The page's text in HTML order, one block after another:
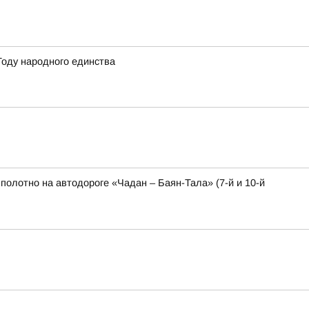
народного единства
на автодороге «Чадан – Баян-Тала» (7-й и 10-й